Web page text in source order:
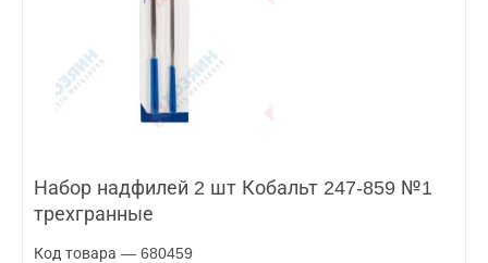
Набор надфилей 2 шт Кобальт 247-859 №1
трехгранные
Код товара — 680459